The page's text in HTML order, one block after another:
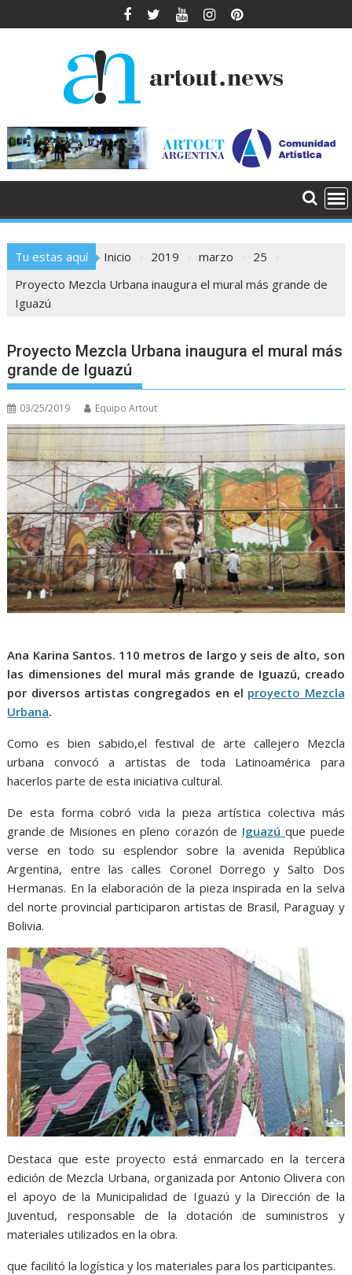
al
Tu estas aquí Inicio 2019 marzo
25
Proyecto Mezcla Urbana inaugura el mural más grande de
Iguazú
Proyecto Mezcla Urbana inaugura el mural más
grande de Iguazú
03/25/2019 Equipo Artout
Ana Karina Santos. 110 metros de largo y seis de alto, son
las dimensiones del mural más grande de Iguazú, creado
por diversos artistas congregados en el proyecto Mezcla
Urbana.
Como es bien sabido,el festival de arte callejero Mezcla
urbana convocó a artistas de toda Latinoamérica para
hacerlos parte de esta iniciativa cultural.
De esta forma cobró vida la pieza artística colectiva más
grande de Misiones en pleno corazón de Iguazú que puede
verse en todo su esplendor sobre la avenida República
Argentina, entre las calles Coronel Dorrego y Salto Dos
Hermanas. En la elaboración de la pieza inspirada en la selva
del norte provincial participaron artistas de Brasil, Paraguay y
Bolivia.
Destaca que este proyecto está enmarcado en la tercera
edición de Mezcla Urbana, organizada por Antonio Olivera con
el apoyo de la Municipalidad de Iguazú y la Dirección de la
Juventud, responsable de la dotación de suministros y
materiales utilizados en la obra.
que facilitó la logística y los materiales para los participantes.